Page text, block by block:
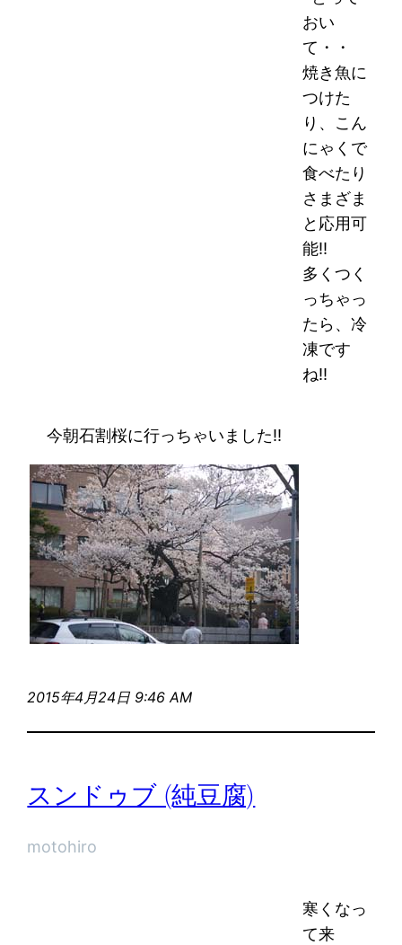
おい
て・・
焼き魚に
つけた
り、こん
にゃくで
食べたり
さまざま
と応用可
能!!
多くつく
っちゃっ
たら、冷
凍です
ね!!
今朝石割桜に行っちゃいました!!
2015年4月24日 9:46 AM
スンドゥブ (純豆腐)
motohiro
寒くなっ
て来